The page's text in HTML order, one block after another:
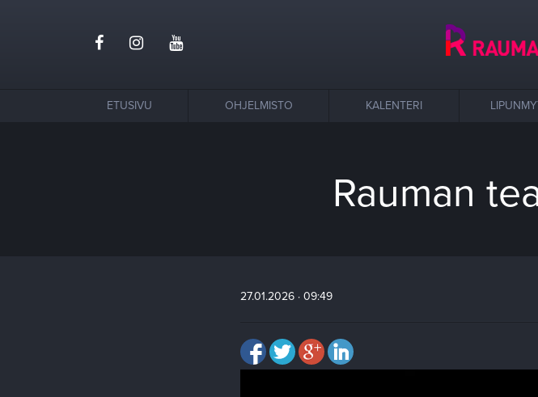
ETUSIVU OHJELMISTO KALENTERI
Rauman
27.01.2026 · 09:49